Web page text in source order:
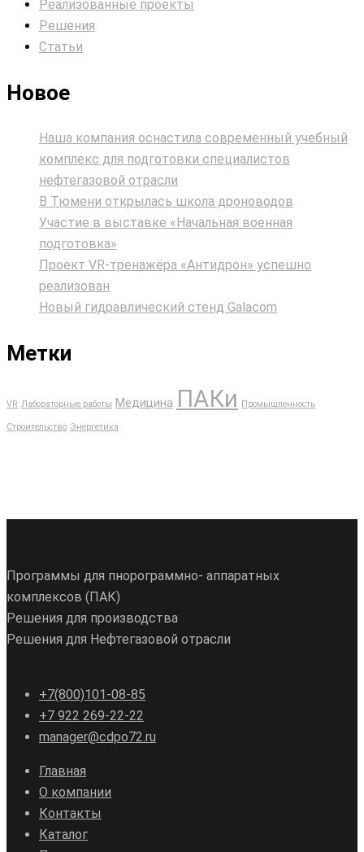
Реализованные проекты
Решения
Статьи
Новое
Наша компания оснастила современный учебный
комплекс для подготовки специалистов
нефтегазовой отрасли
В Тюмени открылась школа дроноводов
Участие в выставке «Начальная военная
подготовка»
Проект VR‑тренажёра «Антидрон» успешно
реализован
Новый гидравлический стенд Galacom
Метки
VR Лабораторные работы Медицина ПАКи Промышленность
Строительство Энергетика
Программы для пнорограммно- аппаратных
комплексов (ПАК)
Решения для производства
Решения для Нефтегазовой отрасли
+7(800)101-08-85
+7 922 269-22-22
manager@cdpo72.ru
Главная
О компании
Контакты
Каталог